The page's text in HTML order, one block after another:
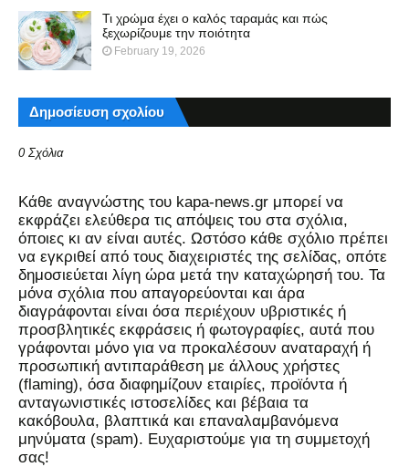
Τι χρώμα έχει ο καλός ταραμάς και πώς
ξεχωρίζουμε την ποιότητα
February 19, 2026
Δημοσίευση σχολίου
0 Σχόλια
Kάθε αναγνώστης του kapa-news.gr μπορεί να
εκφράζει ελεύθερα τις απόψεις του στα σχόλια,
όποιες κι αν είναι αυτές. Ωστόσο κάθε σχόλιο πρέπει
να εγκριθεί από τους διαχειριστές της σελίδας, οπότε
δημοσιεύεται λίγη ώρα μετά την καταχώρησή του. Τα
μόνα σχόλια που απαγορεύονται και άρα
διαγράφονται είναι όσα περιέχουν υβριστικές ή
προσβλητικές εκφράσεις ή φωτογραφίες, αυτά που
γράφονται μόνο για να προκαλέσουν αναταραχή ή
προσωπική αντιπαράθεση με άλλους χρήστες
(flaming), όσα διαφημίζουν εταιρίες, προϊόντα ή
ανταγωνιστικές ιστοσελίδες και βέβαια τα
κακόβουλα, βλαπτικά και επαναλαμβανόμενα
μηνύματα (spam). Ευχαριστούμε για τη συμμετοχή
σας!